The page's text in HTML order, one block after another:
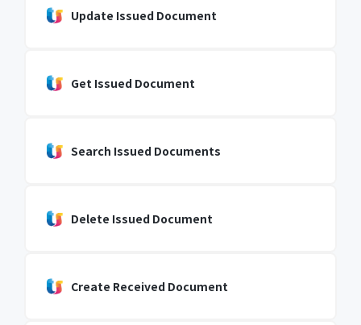
Update Issued Document
Get Issued Document
Search Issued Documents
Delete Issued Document
Create Received Document